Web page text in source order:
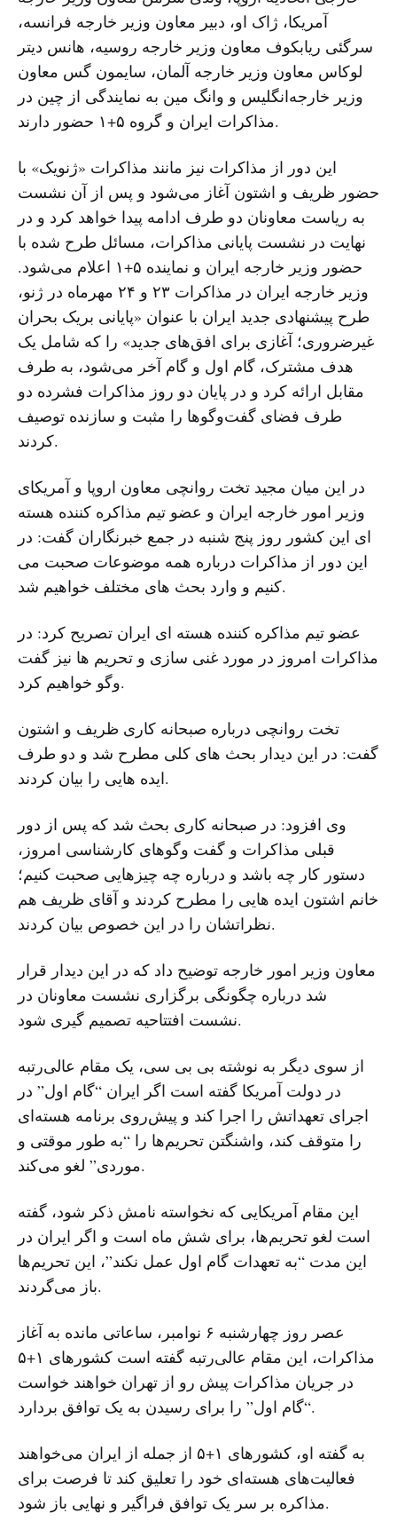
آمریکا، ژاک او، دبیر معاون وزیر خارجه فرانسه،
سرگئی ریابکوف معاون وزیر خارجه روسیه،‌ هانس دیتر
لوکاس معاون وزیر خارجه آلمان، سایمون گس معاون
وزیر خارجه‌انگلیس و وانگ مین به نمایندگی از چین در
مذاکرات ایران و گروه ۵+۱ حضور دارند.
این دور از مذاکرات نیز مانند مذاکرات «ژنو‌یک» با
حضور ظریف و اشتون آغاز می‌شود و پس از آن نشست
به ریاست معاونان دو طرف ادامه پیدا خواهد کرد و در
نهایت در نشست پایانی مذاکرات، مسائل طرح شده با
حضور وزیر خارجه ایران و نماینده ۵+۱ اعلام می‌شود.
وزیر خارجه ایران در مذاکرات ۲۳ و ۲۴ مهرماه در ژنو،
طرح پیشنهادی جدید ایران با عنوان «پایانی بریک بحران
غیرضروری؛ آغازی برای افق‌های جدید» را که شامل یک
هدف مشترک، گام اول و گام آخر می‌شود، به طرف
مقابل ارائه کرد و در پایان دو روز مذاکرات فشرده دو
طرف فضای گفت‌وگوها را مثبت و سازنده توصیف
کردند.
در این میان مجید تخت روانچی معاون اروپا و آمریکای
وزیر امور خارجه ایران و عضو تیم مذاکره کننده هسته
ای این کشور روز پنج شنبه در جمع خبرنگاران گفت: در
این دور از مذاکرات درباره همه موضوعات صحبت می
کنیم و وارد بحث های مختلف خواهیم شد.
عضو تیم مذاکره کننده هسته ای ایران تصریح کرد: در
مذاکرات امروز در مورد غنی سازی و تحریم ها نیز گفت
وگو خواهیم کرد.
تخت روانچی درباره صبحانه کاری ظریف و اشتون
گفت: در این دیدار بحث های کلی مطرح شد و دو طرف
ایده هایی را بیان کردند.
وی افزود: در صبحانه کاری بحث شد که پس از دور
قبلی مذاکرات و گفت وگوهای کارشناسی امروز،
دستور کار چه باشد و درباره چه چیزهایی صحبت کنیم؛
خانم اشتون ایده هایی را مطرح کردند و آقای ظریف هم
نظراتشان را در این خصوص بیان کردند.
معاون وزیر امور خارجه توضیح داد که در این دیدار قرار
شد درباره چگونگی برگزاری نشست معاونان در
نشست افتتاحیه تصمیم گیری شود.
از سوی دیگر به نوشته بی بی سی، یک مقام عالی‌رتبه
در دولت آمریکا گفته است اگر ایران “گام اول” در
اجرای تعهداتش را اجرا کند و پیش‌روی برنامه هسته‌ای
را متوقف کند، واشنگتن تحریم‌ها را “به طور موقتی و
موردی” لغو می‌کند.
این مقام آمریکایی که نخواسته نامش ذکر شود، گفته
است لغو تحریم‌ها، برای شش ماه است و اگر ایران در
این مدت “به تعهدات گام اول عمل نکند”، این تحریم‌ها
باز می‌گردند.
عصر روز چهارشنبه ۶ نوامبر، ساعاتی مانده به آغاز
مذاکرات، این مقام عالی‌رتبه گفته است کشورهای ۱+۵
در جریان مذاکرات پیش رو از تهران خواهند خواست
“گام اول” را برای رسیدن به یک توافق بردارد.
به گفته او، کشورهای ۱+۵ از جمله از ایران می‌خواهند
فعالیت‌های هسته‌ای خود را تعلیق کند تا فرصت برای
مذاکره بر سر یک توافق فراگیر و نهایی باز شود.